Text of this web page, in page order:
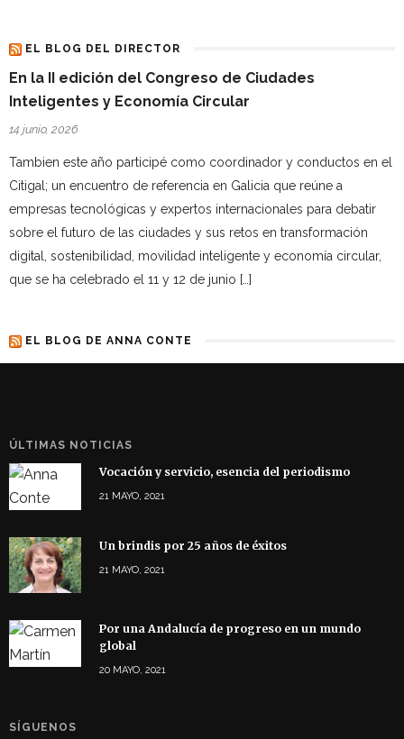
EL BLOG DEL DIRECTOR
En la II edición del Congreso de Ciudades
Inteligentes y Economía Circular
14 junio, 2026
Tambien este año participé como coordinador y conductos en el
Citigal; un encuentro de referencia en Galicia que reúne a
empresas tecnológicas y expertos internacionales para debatir
sobre el futuro de las ciudades y sus retos en transformación
digital, sostenibilidad, movilidad inteligente y economía circular,
que se ha celebrado el 11 y 12 de junio […]
EL BLOG DE ANNA CONTE
ÚLTIMAS NOTICIAS
Vocación y servicio, esencia del periodismo
21 MAYO, 2021
Un brindis por 25 años de éxitos
21 MAYO, 2021
Por una Andalucía de progreso en un mundo
global
20 MAYO, 2021
SÍGUENOS